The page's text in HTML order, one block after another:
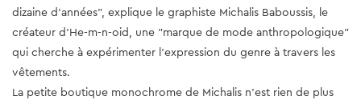
dizaine d'années", explique le graphiste Michalis Baboussis, le
créateur d'He-m-n-oid, une "marque de mode anthropologique"
qui cherche à expérimenter l'expression du genre à travers les
vêtements.
La petite boutique monochrome de Michalis n'est rien de plus